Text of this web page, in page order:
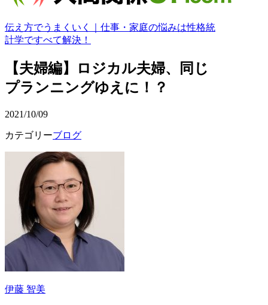
伝え方でうまくいく｜仕事・家庭の悩みは性格統
計学ですべて解決！
【夫婦編】ロジカル夫婦、同じ
プランニングゆえに！？
2021/10/09
カテゴリーブログ
伊藤 智美